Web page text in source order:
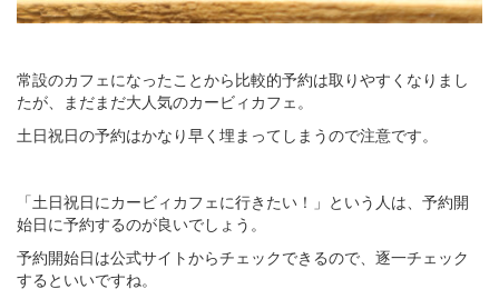
常設のカフェになったことから比較的予約は取りやすくなりまし
たが、まだまだ大人気のカービィカフェ。
土日祝日の予約はかなり早く埋まってしまうので注意です。
「土日祝日にカービィカフェに行きたい！」という人は、予約開
始日に予約するのが良いでしょう。
予約開始日は公式サイトからチェックできるので、逐一チェック
するといいですね。